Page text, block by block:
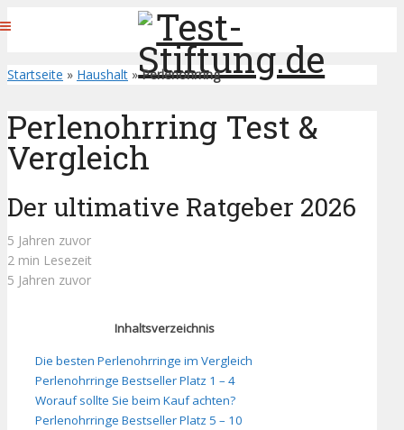
Startseite » Haushalt »Perlenohrring
Perlenohrring Test &
Vergleich
Der ultimative Ratgeber 2026
5 Jahren zuvor
2 min Lesezeit
5 Jahren zuvor
Inhaltsverzeichnis
Die besten Perlenohrringe im Vergleich
Perlenohrringe Bestseller Platz 1 – 4
Worauf sollte Sie beim Kauf achten?
Perlenohrringe Bestseller Platz 5 – 10